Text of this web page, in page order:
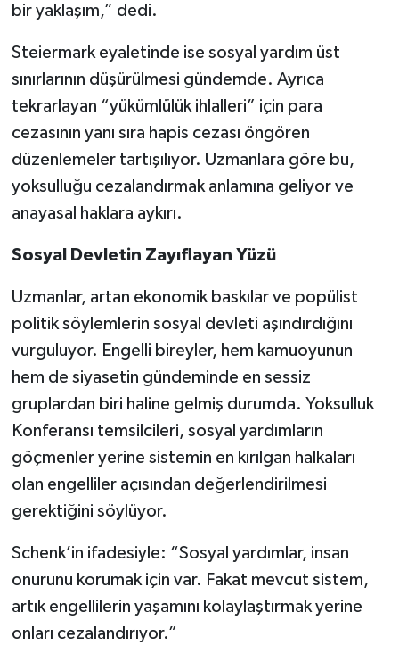
bir yaklaşım,” dedi.
Steiermark eyaletinde ise sosyal yardım üst
sınırlarının düşürülmesi gündemde. Ayrıca
tekrarlayan “yükümlülük ihlalleri” için para
cezasının yanı sıra hapis cezası öngören
düzenlemeler tartışılıyor. Uzmanlara göre bu,
yoksulluğu cezalandırmak anlamına geliyor ve
anayasal haklara aykırı.
Sosyal Devletin Zayıflayan Yüzü
Uzmanlar, artan ekonomik baskılar ve popülist
politik söylemlerin sosyal devleti aşındırdığını
vurguluyor. Engelli bireyler, hem kamuoyunun
hem de siyasetin gündeminde en sessiz
gruplardan biri haline gelmiş durumda. Yoksulluk
Konferansı temsilcileri, sosyal yardımların
göçmenler yerine sistemin en kırılgan halkaları
olan engelliler açısından değerlendirilmesi
gerektiğini söylüyor.
Schenk’in ifadesiyle: “Sosyal yardımlar, insan
onurunu korumak için var. Fakat mevcut sistem,
artık engellilerin yaşamını kolaylaştırmak yerine
onları cezalandırıyor.”